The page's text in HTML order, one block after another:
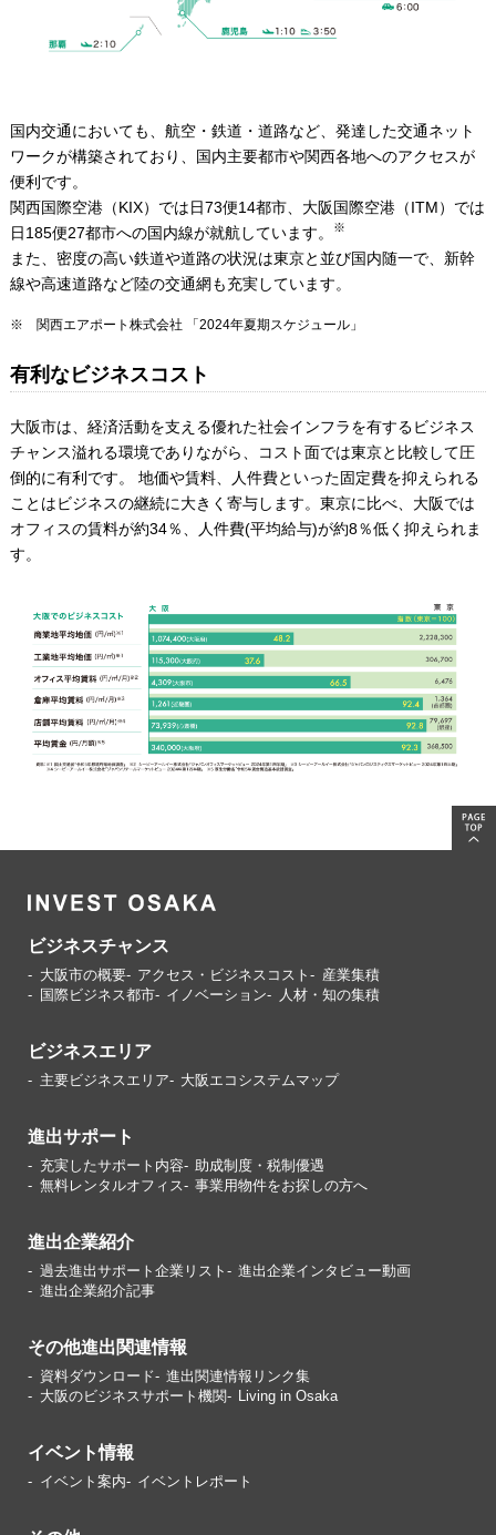
国内交通においても、航空・鉄道・道路など、発達した交通ネット
ワークが構築されており、国内主要都市や関西各地へのアクセスが
便利です。
関西国際空港（KIX）では日73便14都市、大阪国際空港（ITM）では
日185便27都市への国内線が就航しています。
※
また、密度の高い鉄道や道路の状況は東京と並び国内随一で、新幹
線や高速道路など陸の交通網も充実しています。
※ 関西エアポート株式会社 「2024年夏期スケジュール」
有利なビジネスコスト
大阪市は、経済活動を支える優れた社会インフラを有するビジネス
チャンス溢れる環境でありながら、コスト面では東京と比較して圧
倒的に有利です。 地価や賃料、人件費といった固定費を抑えられる
ことはビジネスの継続に大きく寄与します。東京に比べ、大阪では
オフィスの賃料が約34％、人件費(平均給与)が約8％低く抑えられま
す。
ビジネスチャンス
大阪市の概要 アクセス・ビジネスコスト
産業集積
国際ビジネス都市
イノベーション 人材・知の集積
ビジネスエリア
主要ビジネスエリア 大阪エコシステムマップ
進出サポート
充実したサポート内容
助成制度・税制優遇
無料レンタルオフィス
事業用物件をお探しの方へ
進出企業紹介
過去進出サポート企業リスト
進出企業インタビュー動画
進出企業紹介記事
その他進出関連情報
資料ダウンロード
進出関連情報リンク集
大阪のビジネスサポート機関
Living in Osaka
イベント情報
イベント案内 イベントレポート